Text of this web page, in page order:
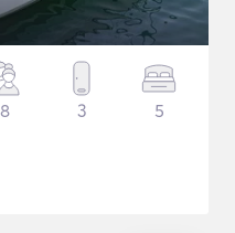
8 3 5